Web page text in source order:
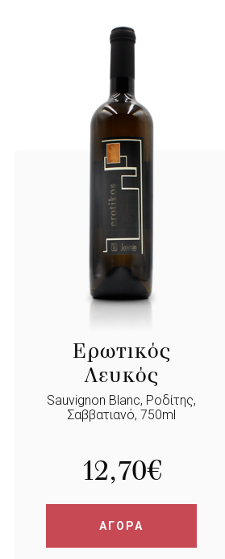
Ερωτικός
Λευκός
Sauvignon Blanc, Ροδίτης,
Σαββατιανό, 750ml
12,70€
ΑΓΟΡΑ